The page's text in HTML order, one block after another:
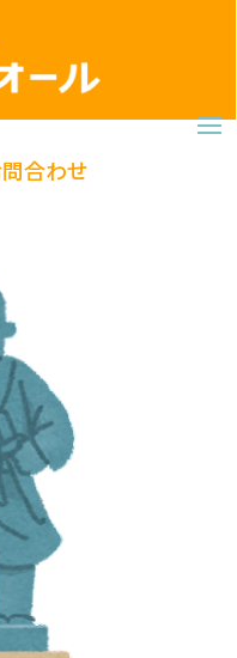
合わせ